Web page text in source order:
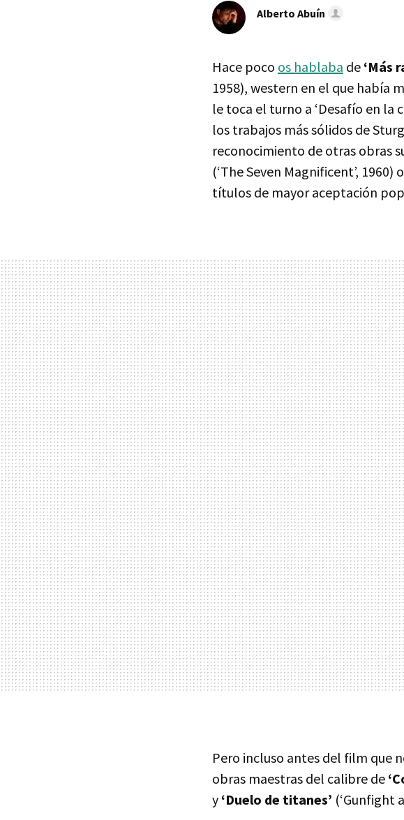
Alberto Abuín
Hace poco os hablaba de ‘Más
1958), western en el que había
le toca el turno a ‘Desafío en la
los trabajos más sólidos de
reconocimiento de otras obras
(‘The Seven Magnificent’, 1960)
títulos de mayor aceptación
Pero incluso antes del film que
obras maestras del calibre de
y ‘Duelo de titanes’ (‘Gunfight